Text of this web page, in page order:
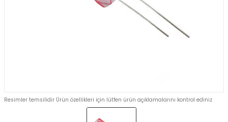
Resimler temsilidir Ürün özellikleri için lütfen ürün açıklamalarını kontrol ediniz